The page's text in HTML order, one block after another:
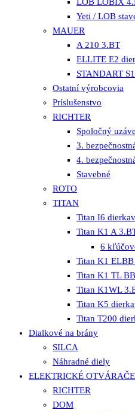
LOB LOBIX
Yeti / LOB
MAUER
A 210 3.BT
ELLITE E2
STANDART
Ostatní výrobcovia
Príslušenstvo
RICHTER
Spoločný
3.
4.
Stavebné
ROTO
TITAN
Titan I6
Titan K1 A
6
Titan K1
Titan K1 TL
Titan K1WL
Titan K5
Titan T200
Dialkové na brány
SILCA
Náhradné diely
ELEKTRICKÉ
RICHTER
DOM